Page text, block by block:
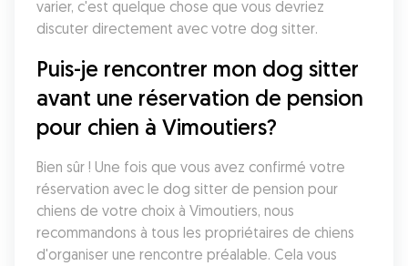
varier, c'est quelque chose que vous devriez
discuter directement avec votre dog sitter.
Puis-je rencontrer mon dog sitter
avant une réservation de pension
pour chien à Vimoutiers?
Bien sûr ! Une fois que vous avez confirmé votre
réservation avec le dog sitter de pension pour
chiens de votre choix à Vimoutiers, nous
recommandons à tous les propriétaires de chiens
d'organiser une rencontre préalable. Cela vous